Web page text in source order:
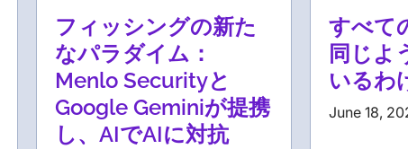
フィッシングの新た
なパラダイム：
Menlo Securityと
Google Geminiが提携
し、AIでAIに対抗
すべて
同じよ
いるわ
June 18,